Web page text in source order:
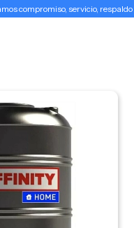
compromiso, servicio, respaldo